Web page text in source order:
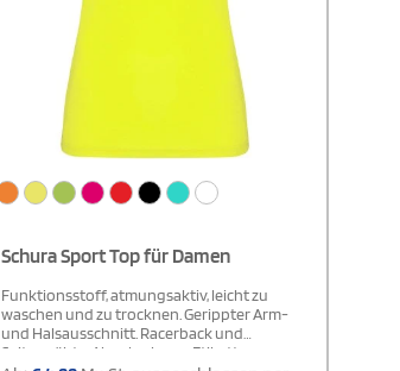
Schura Sport Top für Damen
Funktionsstoff, atmungsaktiv, leicht zu
waschen und zu trocknen. Gerippter Arm-
und Halsausschnitt. Racerback und
Seitennähte. Abnehmbares Etikett.